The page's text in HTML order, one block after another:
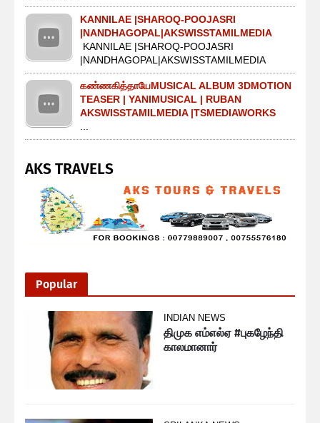
KANNILAE |SHAROQ-POOJASRI
|NANDHAGOPAL|AKSWISSTAMILMEDIA
KANNILAE |SHAROQ-POOJASRI
|NANDHAGOPAL|AKSWISSTAMILMEDIA
கண்ணகித்தாயேMUSICAL ALBUM 3DMOTION
TEASER | YANIMUSICAL | RUBAN
AKSWISSTAMILMEDIA |TSMEDIAWORKS
AKS TRAVELS
Popular
INDIAN NEWS
திமுக எம்எல்ஏ #புகழேந்தி
காலமானார்